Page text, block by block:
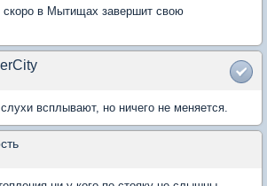
в Мытищах завершит свою
всплывают, но ничего не меняется.